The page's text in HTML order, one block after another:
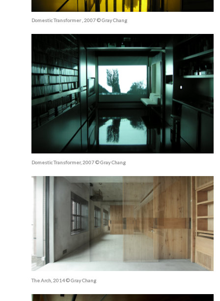
Domestic Transformer , 2007 © Gray Chang
Domestic Transformer, 2007 © Gray Chang
The Arch, 2014 © Gray Chang